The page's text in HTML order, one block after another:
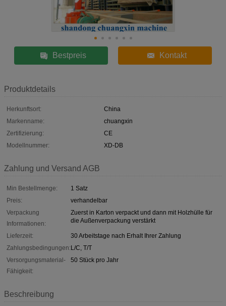
Bestpreis Kontakt
Produktdetails
Herkunftsort:
China
Markenname:
chuangxin
Zertifizierung:
CE
Modellnummer:
XD-DB
Zahlung und Versand AGB
Min Bestellmenge:
1 Satz
Preis:
verhandelbar
Verpackung
Informationen:
Zuerst in Karton verpackt und dann mit Holzhülle für
die Außenverpackung verstärkt
Lieferzeit:
30 Arbeitstage nach Erhalt Ihrer Zahlung
Zahlungsbedingungen:L/C, T/T
Versorgungsmaterial-
Fähigkeit:
50 Stück pro Jahr
Beschreibung